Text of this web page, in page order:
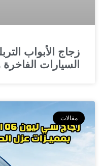
زجاج الأبواب
السيارات الفاخرة
مقالات